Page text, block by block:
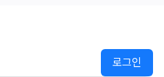
로그인